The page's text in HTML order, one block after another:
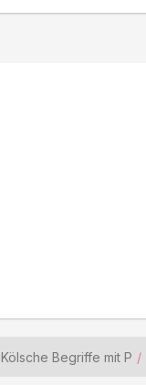
Kölsche Begriffe mit P